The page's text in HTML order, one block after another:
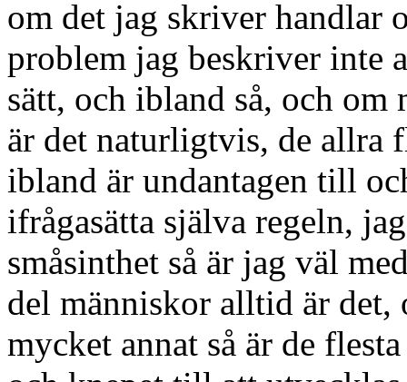
om det jag skriver handlar
problem jag beskriver inte
sätt, och ibland så, och om
är det naturligtvis, de allra
ibland är undantagen till
ifrågasätta själva regeln,
småsinthet så är jag väl
del människor alltid är det,
mycket annat så är de